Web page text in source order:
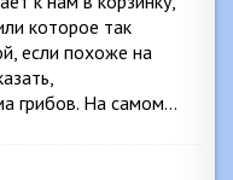
которое так
если похоже на
грибов. На самом…